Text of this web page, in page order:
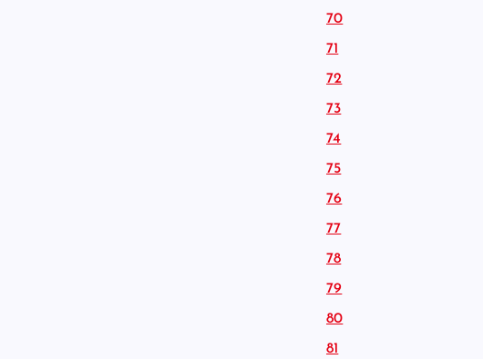
70
71
72
73
74
75
76
77
78
79
80
81